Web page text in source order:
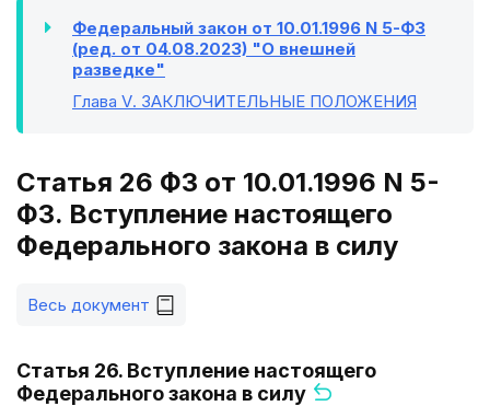
Федеральный закон от 10.01.1996 N 5-ФЗ
(ред. от 04.08.2023) "О внешней
разведке"
Глава V. ЗАКЛЮЧИТЕЛЬНЫЕ ПОЛОЖЕНИЯ
Статья 26 ФЗ от 10.01.1996 N 5-
ФЗ. Вступление настоящего
Федерального закона в силу
Весь документ
Статья 26. Вступление настоящего
Федерального закона в силу